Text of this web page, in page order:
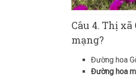
Câu 4. Thị
mạng?
Đường hoa
Đường hoa